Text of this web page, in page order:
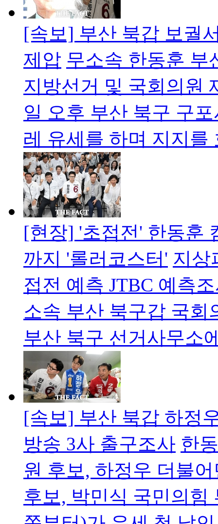
[속보] 부산 북갑 보궐
제압 무소속 한동훈 부
지방선거 및 국회의원
일 오후 부산 북구 구
레 유세를 하며 지지를
[현장] '초접전' 한동훈
까지 '롤러코스터' 지상
접전 예측 JTBC 예측
소속 부산 북구갑 국회
부산 북구 선거사무소
[속보] 부산 북갑 하정
방송 3사 출구조사 한
원 후보, 하정우 더불
후보, 박민식 국민의힘